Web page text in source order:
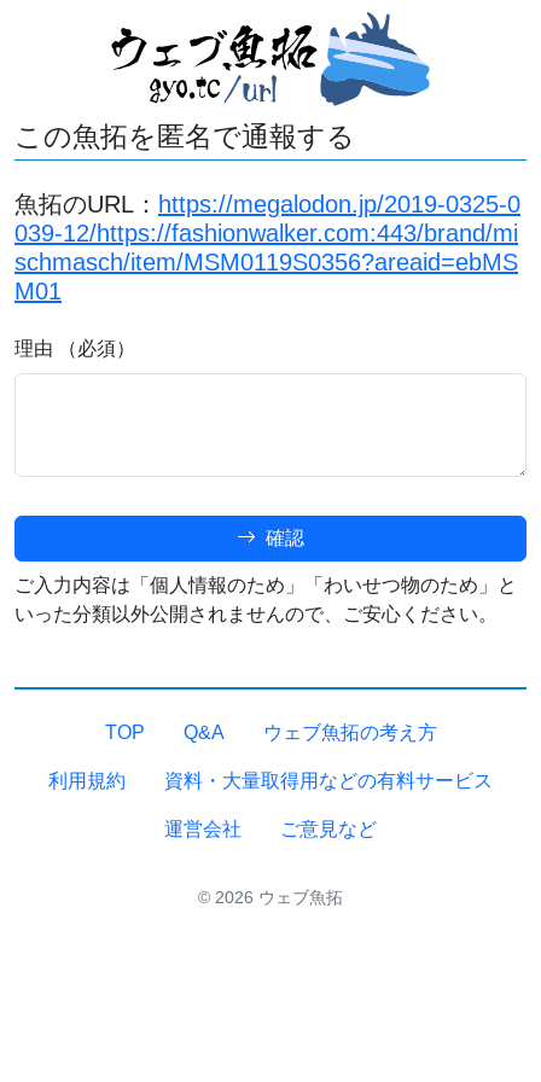
この魚拓を匿名で通報する
魚拓のURL： https://megalodon.jp/2019-0325-0
039-12/https://fashionwalker.com:443/brand/mi
schmasch/item/MSM0119S0356?areaid=ebMS
M01
理由 （必須）
確認
ご入力内容は「個人情報のため」「わいせつ物のため」と
いった分類以外公開されませんので、ご安心ください。
TOP Q&A ウェブ魚拓の考え方
利用規約 資料・大量取得用などの有料サービス
運営会社 ご意見など
© 2026 ウェブ魚拓